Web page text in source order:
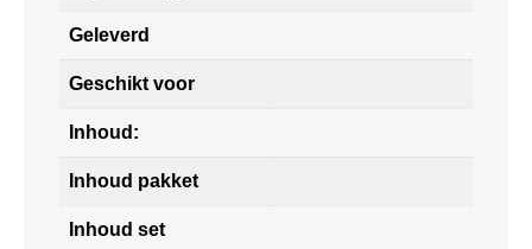
Geleverd
Geschikt voor
Inhoud:
Inhoud pakket
Inhoud set